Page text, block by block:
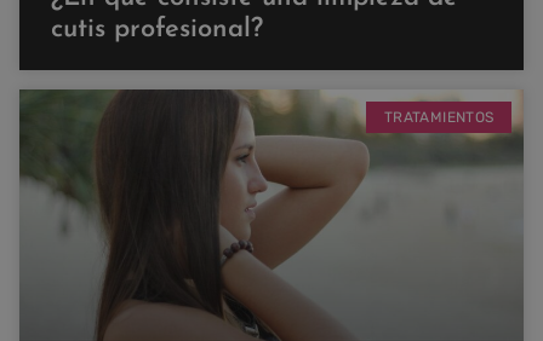
cutis profesional?
TRATAMIENTOS